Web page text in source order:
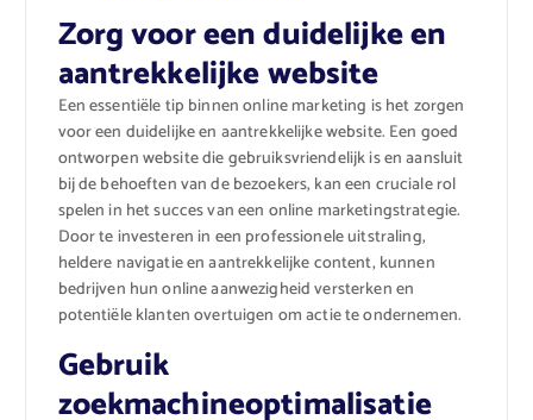
Zorg voor een duidelijke en
aantrekkelijke website
Een essentiële tip binnen online marketing is het zorgen
voor een duidelijke en aantrekkelijke website. Een goed
ontworpen website die gebruiksvriendelijk is en aansluit
bij de behoeften van de bezoekers, kan een cruciale rol
spelen in het succes van een online marketingstrategie.
Door te investeren in een professionele uitstraling,
heldere navigatie en aantrekkelijke content, kunnen
bedrijven hun online aanwezigheid versterken en
potentiële klanten overtuigen om actie te ondernemen.
Gebruik
zoekmachineoptimalisatie